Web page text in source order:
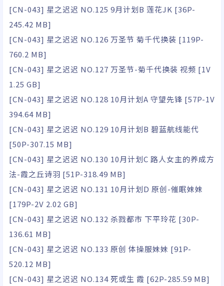
[CN-043] 星之迟迟 NO.125 9月计划B 莲花JK [36P-
245.42 MB]
[CN-043] 星之迟迟 NO.126 万圣节 菊千代换装 [119P-
760.2 MB]
[CN-043] 星之迟迟 NO.127 万圣节-菊千代换装 视频 [1V
1.25 GB]
[CN-043] 星之迟迟 NO.128 10月计划A 守望先锋 [57P-1V
394.64 MB]
[CN-043] 星之迟迟 NO.129 10月计划B 碧蓝航线能代
[50P-307.15 MB]
[CN-043] 星之迟迟 NO.130 10月计划C 路人女主的养成方
法-霞之丘诗羽 [51P-318.49 MB]
[CN-043] 星之迟迟 NO.131 10月计划D 原创-催眠妹妹
[179P-2V 2.02 GB]
[CN-043] 星之迟迟 NO.132 杀戮都市 下平玲花 [30P-
136.61 MB]
[CN-043] 星之迟迟 NO.133 原创 体操服妹妹 [91P-
520.12 MB]
[CN-043] 星之迟迟 NO.134 死或生 霞 [62P-285.59 MB]